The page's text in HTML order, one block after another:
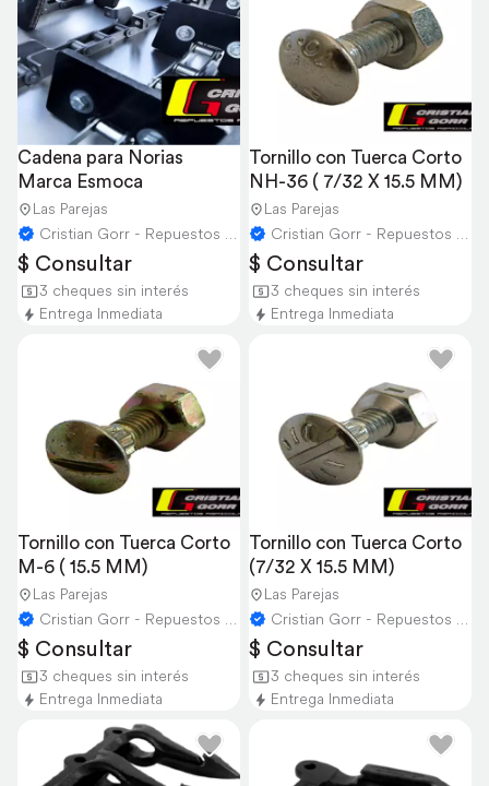
Cadena para Norias
Marca Esmoca
Las Parejas
Cristian Gorr - Repuestos Agricolas
$ Consultar
3 cheques sin interés
Entrega Inmediata
Tornillo con Tuerca Corto
NH-36 ( 7/32 X 15.5 MM)
Las Parejas
Cristian Gorr - Repuestos Agricolas
$ Consultar
3 cheques sin interés
Entrega Inmediata
Tornillo con Tuerca Corto
M-6 ( 15.5 MM)
Las Parejas
Cristian Gorr - Repuestos Agricolas
$ Consultar
3 cheques sin interés
Entrega Inmediata
Tornillo con Tuerca Corto
(7/32 X 15.5 MM)
Las Parejas
Cristian Gorr - Repuestos Agricolas
$ Consultar
3 cheques sin interés
Entrega Inmediata